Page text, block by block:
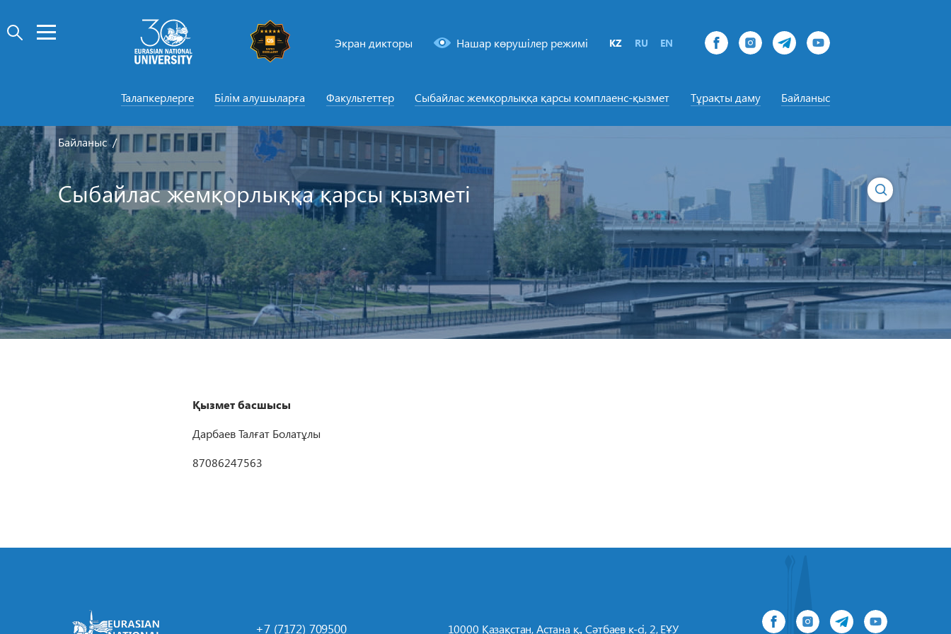
Экран дикторы Нашар көрушілер режимі KZ RU EN
Талапкерлерге Білім алушыларға Факультеттер Сыбайлас жемқорлыққа қарсы комплаенс-қызмет Тұрақты даму Байланыс
Байланыс
Сыбайлас жемқорлыққа қарсы қызметі
Қызмет басшысы
Дарбаев Талғат Болатұлы
87086247563
+7 (7172) 709500 10000 Қазақстан, Астана қ., Сәтбаев к-сі, 2, ЕҰУ